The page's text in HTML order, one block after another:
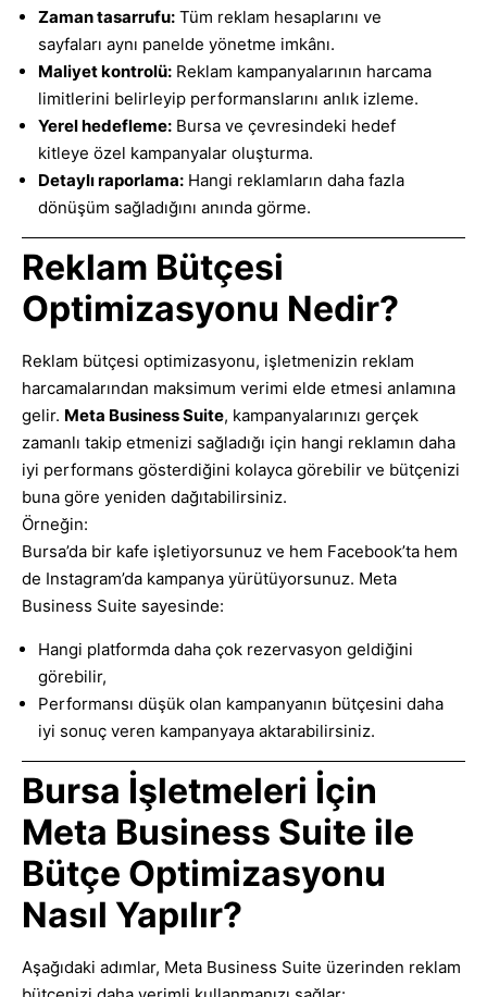
Zaman tasarrufu: Tüm reklam hesaplarını ve
sayfaları aynı panelde yönetme imkânı.
Maliyet kontrolü: Reklam kampanyalarının harcama
limitlerini belirleyip performanslarını anlık izleme.
Yerel hedefleme: Bursa ve çevresindeki hedef
kitleye özel kampanyalar oluşturma.
Detaylı raporlama: Hangi reklamların daha fazla
dönüşüm sağladığını anında görme.
Reklam Bütçesi
Optimizasyonu Nedir?
Reklam bütçesi optimizasyonu, işletmenizin reklam
harcamalarından maksimum verimi elde etmesi anlamına
gelir. Meta Business Suite, kampanyalarınızı gerçek
zamanlı takip etmenizi sağladığı için hangi reklamın daha
iyi performans gösterdiğini kolayca görebilir ve bütçenizi
buna göre yeniden dağıtabilirsiniz.
Örneğin:
Bursa’da bir kafe işletiyorsunuz ve hem Facebook’ta hem
de Instagram’da kampanya yürütüyorsunuz. Meta
Business Suite sayesinde:
Hangi platformda daha çok rezervasyon geldiğini
görebilir,
Performansı düşük olan kampanyanın bütçesini daha
iyi sonuç veren kampanyaya aktarabilirsiniz.
Bursa İşletmeleri İçin
Meta Business Suite ile
Bütçe Optimizasyonu
Nasıl Yapılır?
Aşağıdaki adımlar, Meta Business Suite üzerinden reklam